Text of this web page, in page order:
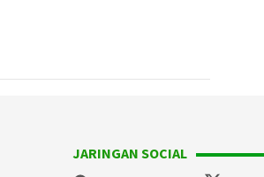
JARINGAN SOCIAL